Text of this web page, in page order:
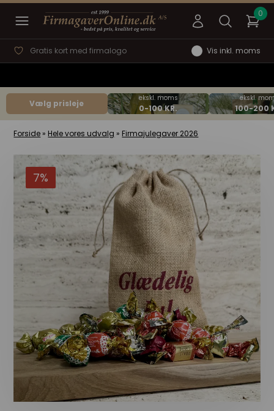
Gratis kort med firmalogo Vis inkl. moms
Vælg prisleje
Forside » Hele vores udvalg » Firmajulegaver 2026
7%